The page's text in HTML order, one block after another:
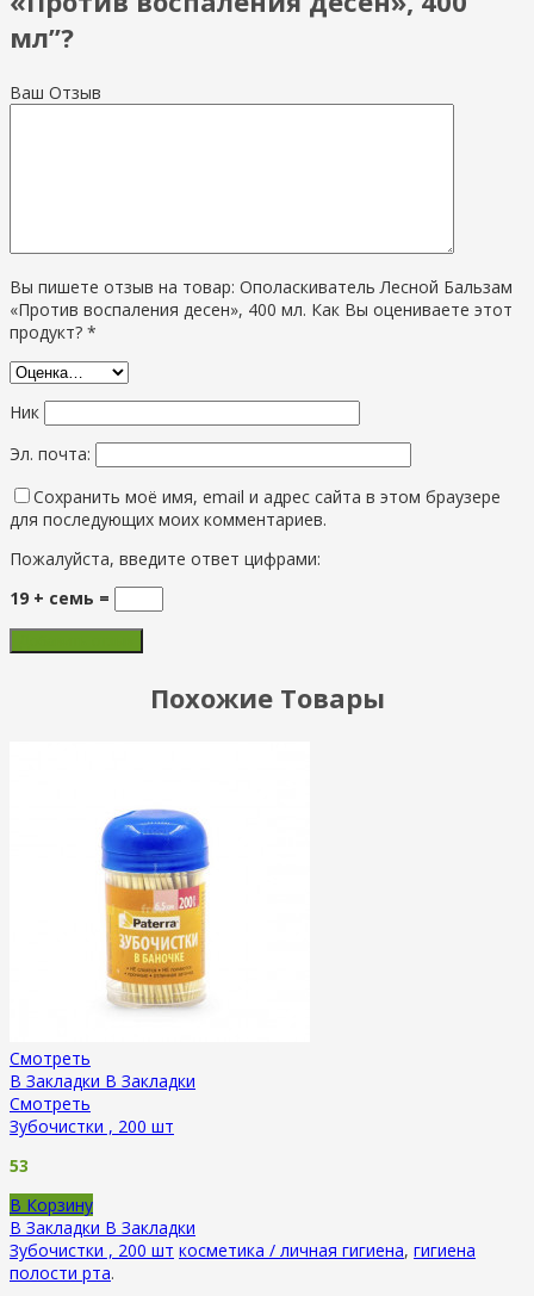
мл”?
Ваш Отзыв
Вы пишете отзыв на товар: Ополаскиватель Лесной Бальзам
«Против воспаления десен», 400 мл. Как Вы оцениваете этот
продукт? *
Ник
Эл. почта:
Сохранить моё имя, email и адрес сайта в этом браузере
для последующих моих комментариев.
Пожалуйста, введите ответ цифрами:
19 + семь =
Похожие Товары
Смотреть
В Закладки В Закладки
Смотреть
Зубочистки , 200 шт
53
В Корзину
В Закладки В Закладки
Зубочистки , 200 шт косметика / личная гигиена, гигиена
полости рта.